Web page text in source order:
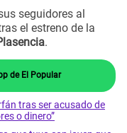
seguidores al
el estreno de la
.
de El Popular
tras ser acusado de
o dinero”